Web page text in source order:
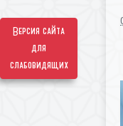
Версия сайта
для
слабовидящих